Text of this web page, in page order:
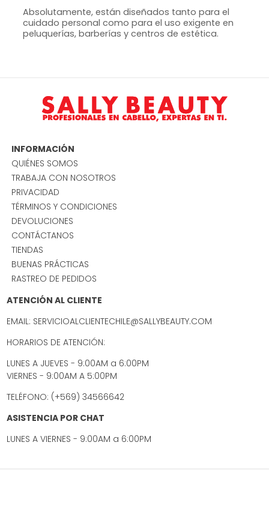
Absolutamente, están diseñados tanto para el
cuidado personal como para el uso exigente en
peluquerías, barberías y centros de estética.
INFORMACIÓN
QUIÉNES SOMOS
TRABAJA CON NOSOTROS
PRIVACIDAD
TÉRMINOS Y CONDICIONES
DEVOLUCIONES
CONTÁCTANOS
TIENDAS
BUENAS PRÁCTICAS
RASTREO DE PEDIDOS
ATENCIÓN AL CLIENTE
EMAIL: SERVICIOALCLIENTECHILE@SALLYBEAUTY.COM
HORARIOS DE ATENCIÓN:
LUNES A JUEVES - 9:00AM a 6:00PM
VIERNES - 9:00AM A 5:00PM
TELÉFONO: (+569) 34566642
ASISTENCIA POR CHAT
LUNES A VIERNES - 9:00AM a 6:00PM